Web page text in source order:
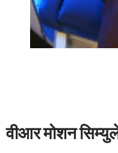
वीआर मोशन